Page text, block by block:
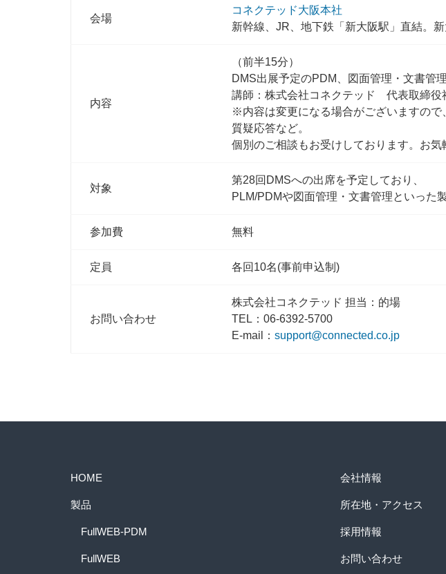
会場
コネクテッド大阪本社
新幹線、JR、地下鉄「新大阪駅」直結。
内容
（前半15分）
DMS出展予定のPDM、図面管理・文書管
講師：株式会社コネクテッド 代表取締
※内容は変更になる場合がございますので
質疑応答など。
個別のご相談もお受けしております。お気
対象
第28回DMSへの出席を予定しており、
PLM/PDMや図面管理・文書管理といった
参加費 無料
定員 各回10名(事前申込制)
お問い合わせ
株式会社コネクテッド 担当：的場
TEL：06-6392-5700
E-mail： support@connected.co.jp
HOME
製品
FullWEB-PDM
FullWEB
会社情報
所在地・アクセス
採用情報
お問い合わせ